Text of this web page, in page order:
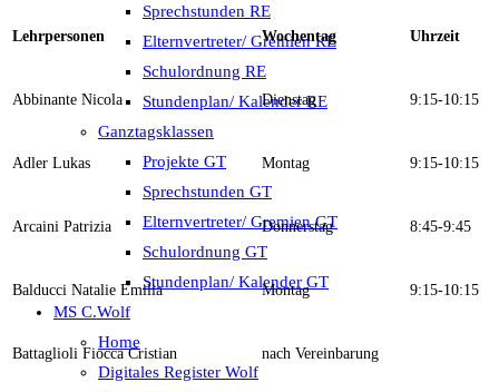
Sprechstunden RE
Elternvertreter/ Gremien RE
Schulordnung RE
Stundenplan/ Kalender RE
Ganztagsklassen
Projekte GT
Sprechstunden GT
Elternvertreter/ Gremien GT
Schulordnung GT
Stundenplan/ Kalender GT
MS C.Wolf
Home
Digitales Register Wolf
Lehrpersonen Wochentag Uhrzeit
Abbinante Nicola Dienstag 9:15-10:15
Adler Lukas Montag 9:15-10:15
Arcaini Patrizia Donnerstag 8:45-9:45
Balducci Natalie Emilia Montag 9:15-10:15
Battaglioli Fiocca Cristian nach Vereinbarung